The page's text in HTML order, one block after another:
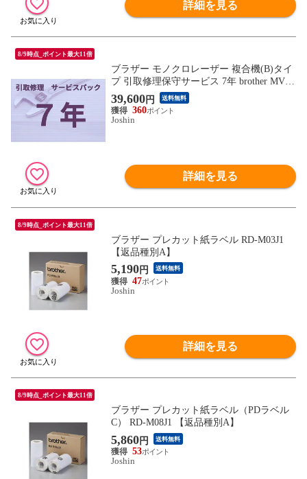
詳細を見る
8/9時点_ポイント最大11倍
ブラザー モノクロレーザー 複合機(B)タイ
プ 引取修理保守サービス 7年 brother MVS1
22701 【返品種別B】
39,600円 送料無料
360
Joshin
詳細を見る
8/9時点_ポイント最大11倍
ブラザー プレカット紙ラベル RD-M03J1
【返品種別A】
5,190円 送料無料
47
Joshin
詳細を見る
8/9時点_ポイント最大11倍
ブラザー プレカット紙ラベル（PDラベル
C） RD-M08J1 【返品種別A】
5,860円 送料無料
53
Joshin